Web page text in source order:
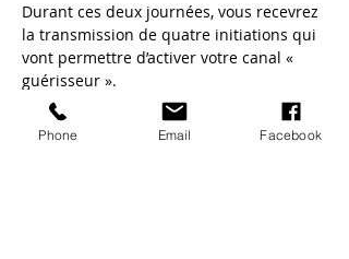
Durant ces deux journées, vous recevrez
la transmission de quatre initiations qui
vont permettre d’activer votre canal «
guérisseur ».
Votre taux vibratoire va s’élever
fortement, les blocages vont commencer
Phone Email Facebook